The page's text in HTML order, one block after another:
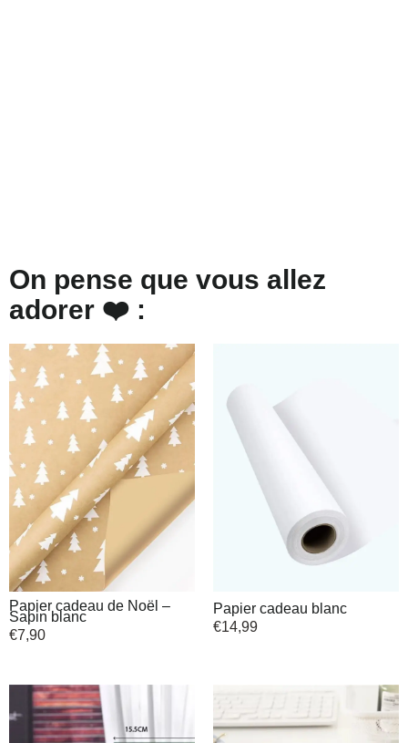
On pense que vous allez
adorer ❤️ :
Papier cadeau de Noël –
Sapin blanc
€7,90
Papier cadeau blanc
€14,99